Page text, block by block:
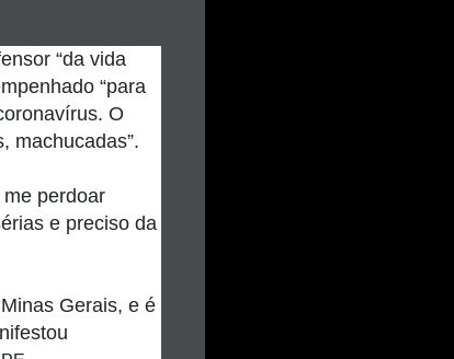
“da vida
“para
O
machucadas”.
perdoar
e preciso da
Gerais, e é